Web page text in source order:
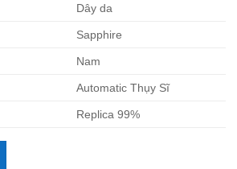
Dây da
Sapphire
Nam
Automatic Thụy Sĩ
Replica 99%